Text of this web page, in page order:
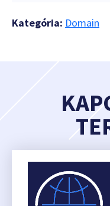
Kategória: Domain